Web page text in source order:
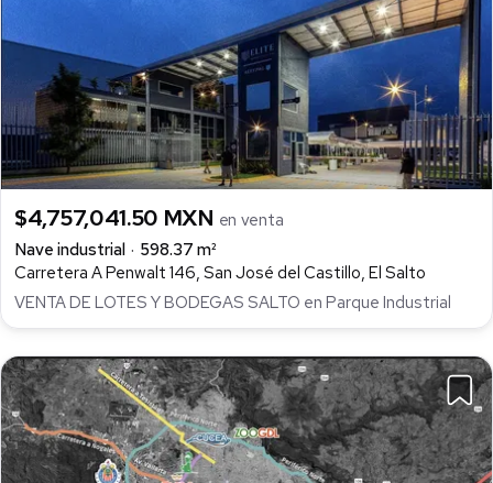
$4,757,041.50 MXN en venta
Nave industrial
598.37 m²
Carretera A Penwalt 146, San José del Castillo, El Salto
VENTA DE LOTES Y BODEGAS SALTO en Parque Industrial